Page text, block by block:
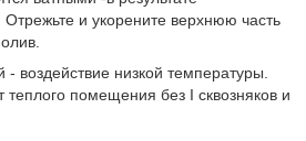
и укорените верхнюю часть
воздействие низкой температуры.
теплого помещения без I сквозняков и